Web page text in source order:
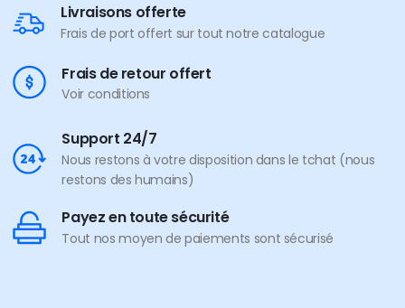
Livraisons offerte
Frais de port offert sur tout notre catalogue
Frais de retour offert
Voir conditions
Support 24/7
Nous restons à votre disposition dans le tchat (nous
restons des humains)
Payez en toute sécurité
Tout nos moyen de paiements sont sécurisé